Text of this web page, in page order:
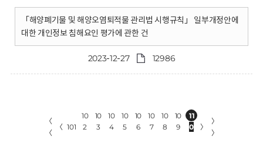
「해양폐기물 및 해양오염퇴적물 관리법 시행규칙」 일부개정안에
대한 개인정보 침해요인 평가에 관한 건
2023-12-27 12986
〈
〈
〈 101
10
2
10
3
10
4
10
5
10
6
10
7
10
8
10
9
11
0
〉
〉
〉